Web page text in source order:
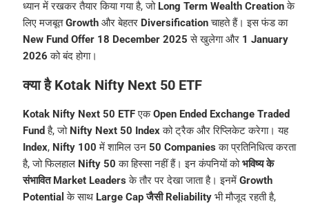
ध्यान में रखकर तैयार किया गया है, जो Long Term Wealth Creationके
लिए मजबूतGrowthऔर बेहतर Diversificationचाहते हैं। इस फंड का
New Fund Offer 18 December 2025 से खुलेगा और 1 January
2026 को बंद होगा।
क्या है Kotak Nifty Next 50 ETF
Kotak Nifty Next 50 ETFएकOpen Ended Exchange Traded
Fund है, जो Nifty Next 50 Indexको ट्रैक और रिप्लिकेट करेगा। यह
Index, Nifty 100 में शामिल उन 50 Companies का प्रतिनिधित्व करता
है, जो फिलहाल Nifty 50 का हिस्सा नहीं हैं। इन कंपनियों कोभविष्य के
संभावित Market Leaders के तौर पर देखा जाता है। इनमें Growth
Potential के साथ Large Cap जैसी Reliabilityभी मौजूद रहती है,